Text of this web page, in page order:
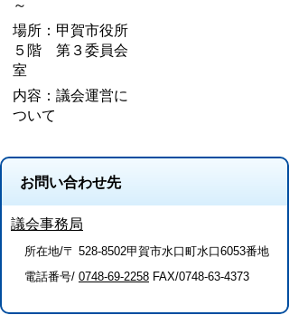
～
場所：甲賀市役所
５階 第３委員会
室
内容：議会運営に
ついて
お問い合わせ先
議会事務局
所在地/〒 528-8502甲賀市水口町水口6053番地
電話番号/ 0748-69-2258 FAX/0748-63-4373